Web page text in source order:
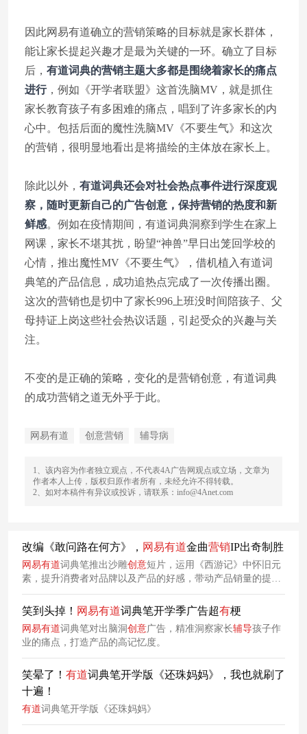
因此网易有道确立的营销策略的目标就是家长群体，
能让家长提起兴趣才是最为关键的一环。确立了目标
后， 有道词典的营销主题大多都是围绕着家长的痛点
进行，例如《开学者联盟》这首洗脑MV，就是抓住
家长教育孩子有多困难的痛点，唱到了许多家长的内
心中。包括后面的魔性洗脑MV《不要生气》和这次
的营销，很明显地看出是将描绘的主体放在家长上。
除此以外， 有道词典还会对社会热点事件进行深度观
察，随时更新自己的广告创意，保持营销的热度和新
鲜感。例如在疫情期间，有道词典洞察到学生在家上
网课，家长不堪其扰，盼望“神兽”早日出笼回学校的
心情，推出魔性MV《不要生气》，借机植入有道词
典笔的产品信息，成功追热点完成了一次传播出圈。
这次的营销也是切中了家长996上班没时间陪孩子、父
母持证上岗这些社会热议话题，引起受众的兴趣与关
注。
不变的是正确的策略，变化的是营销创意，有道词典
的成功营销之道无外乎于此。
网易有道 创意营销 辅导病
1、该内容为作者独立观点，不代表4A广告网观点或立场，文章为
作者本人上传，版权归原作者所有，未经允许不得转载。
2、如对本稿件有异议或投诉，请联系：info@4Anet.com
改编《敢问路在何方》， 网易有道金曲营销IP出奇制胜
网易有道词典笔推出沙雕创意短片，运用《西游记》中怀旧元
素，提升消费者对品牌以及产品的好感，带动产品销量的提
升。
笑到头掉！ 网易有道词典笔开学季广告超有梗
网易有道词典笔对出脑洞创意广告，精准洞察家长辅导孩子作
业的痛点，打造产品的高记忆度。
笑晕了！ 有道词典笔开学版《还珠妈妈》，我也就刷了
十遍！
有道词典笔开学版《还珠妈妈》